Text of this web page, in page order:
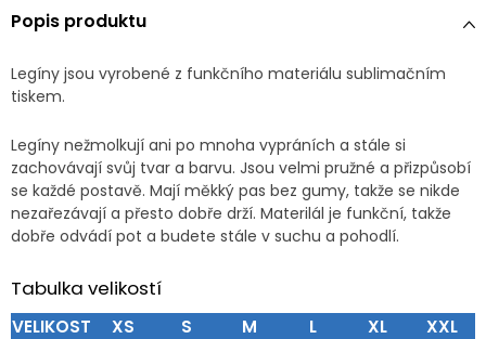
Popis produktu
Legíny jsou vyrobené z funkčního materiálu sublimačním
tiskem.
Legíny nežmolkují ani po mnoha vypráních a stále si
zachovávají svůj tvar a barvu. Jsou velmi pružné a přizpůsobí
se každé postavě. Mají měkký pas bez gumy, takže se nikde
nezařezávají a přesto dobře drží. Materilál je funkční, takže
dobře odvádí pot a budete stále v suchu a pohodlí.
Tabulka velikostí
VELIKOST XS S M L XL XXL